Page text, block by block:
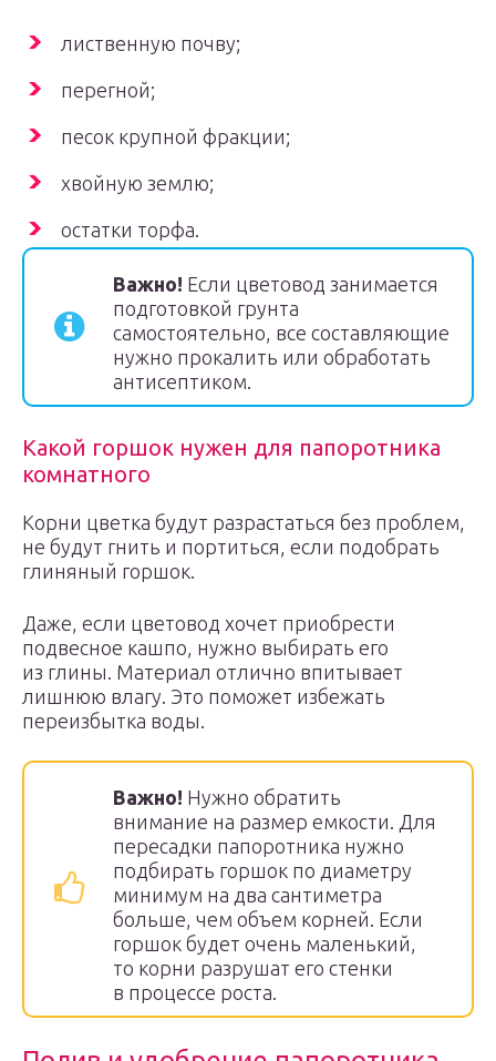
лиственную почву;
перегной;
песок крупной фракции;
хвойную землю;
остатки торфа.
Важно! Если цветовод занимается
подготовкой грунта
самостоятельно, все составляющие
нужно прокалить или обработать
антисептиком.
Какой горшок нужен для папоротника
комнатного
Корни цветка будут разрастаться без проблем,
не будут гнить и портиться, если подобрать
глиняный горшок.
Даже, если цветовод хочет приобрести
подвесное кашпо, нужно выбирать его
из глины. Материал отлично впитывает
лишнюю влагу. Это поможет избежать
переизбытка воды.
Важно! Нужно обратить
внимание на размер емкости. Для
пересадки папоротника нужно
подбирать горшок по диаметру
минимум на два сантиметра
больше, чем объем корней. Если
горшок будет очень маленький,
то корни разрушат его стенки
в процессе роста.